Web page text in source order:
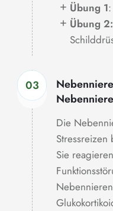
Übung 1
Übung 2:
03
Die
Sie